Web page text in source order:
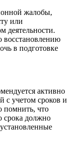
жалобы,
или
деятельности.
в подготовке
активно
с учетом сроков и
помнить, что
срока должно